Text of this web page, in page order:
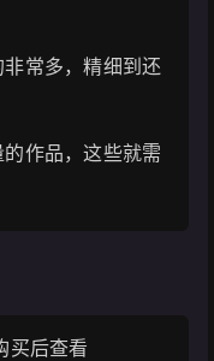
常多，精细到还
作品，这些就需
买后查看